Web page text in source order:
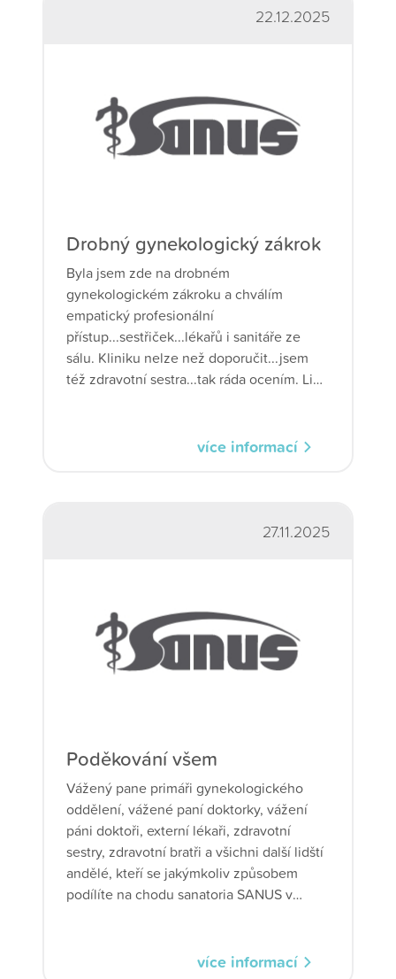
22.12.2025
Drobný gynekologický zákrok
Byla jsem zde na drobném
gynekologickém zákroku a chválím
empatický profesionální
přístup...sestřiček...lékařů i sanitáře ze
sálu. Kliniku nelze než doporučit...jsem
též zdravotní sestra...tak ráda ocením. Lidé
více informací
27.11.2025
Poděkování všem
Vážený pane primáři gynekologického
oddělení, vážené paní doktorky, vážení
páni doktoři, externí lékaři, zdravotní
sestry, zdravotní bratři a všichni další lidští
andělé, kteří se jakýmkoliv způsobem
podílíte na chodu sanatoria SANUS v
více informací